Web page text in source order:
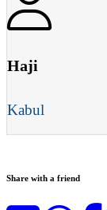
Haji
Kabul
Share with a friend